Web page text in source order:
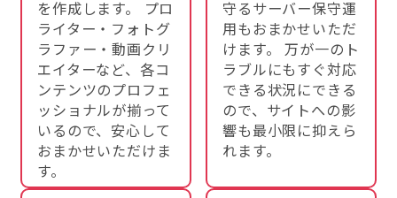
を作成します。 プロ
ライター・フォトグ
ラファー・動画クリ
エイターなど、各コ
ンテンツのプロフェ
ッショナルが揃って
いるので、安心して
おまかせいただけま
す。
守るサーバー保守運
用もおまかせいただ
けます。 万が一のト
ラブルにもすぐ対応
できる状況にできる
ので、サイトへの影
響も最小限に抑えら
れます。